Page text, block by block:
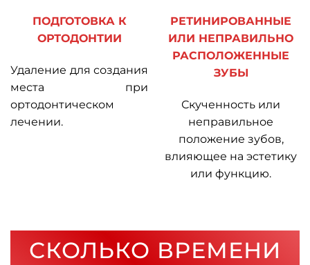
ПОДГОТОВКА К
ОРТОДОНТИИ
Удаление для создания
места при
ортодонтическом
лечении.
РЕТИНИРОВАННЫЕ
ИЛИ НЕПРАВИЛЬНО
РАСПОЛОЖЕННЫЕ
ЗУБЫ
Скученность или
неправильное
положение зубов,
влияющее на эстетику
или функцию.
СКОЛЬКО ВРЕМЕНИ